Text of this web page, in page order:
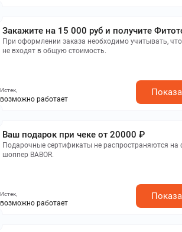
Закажите на 15 000 руб и получите
При оформлении заказа необходимо учитывать,
не входят в общую стоимость.
Истек,
возможно работает
Ваш подарок при чеке от 20000 ₽
Подарочные сертификаты не распространяются
шоппер BABOR.
Истек,
возможно работает